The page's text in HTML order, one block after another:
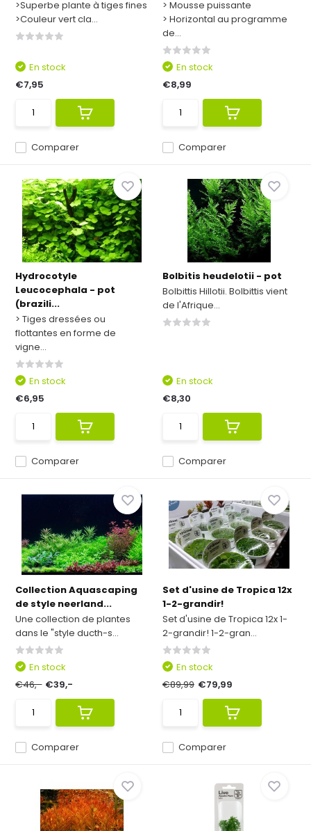
>Superbe plante à tiges fines
>Couleur vert cla...
Comparer
En stock
€7,95
> Mousse puissante
> Horizontal au programme
de...
Comparer
En stock
€8,99
Hydrocotyle
Leucocephala - pot
(brazili...
> Tiges dressées ou
flottantes en forme de
vigne...
Comparer
En stock
€6,95
Bolbitis heudelotii - pot
Bolbittis Hillotii. Bolbittis vient
de l'Afrique...
Comparer
En stock
€8,30
Collection Aquascaping
de style neerland...
Une collection de plantes
dans le "style ducth-s...
Comparer
En stock
€46,- €39,-
Set d'usine de Tropica 12x
1-2-grandir!
Set d'usine de Tropica 12x 1-
2-grandir! 1-2-gran...
Comparer
En stock
€89,99 €79,99